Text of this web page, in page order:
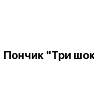
Пончик "Три